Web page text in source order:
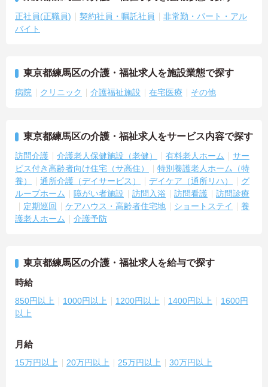
正社員(正職員) 契約社員・嘱託社員
非常勤・パート・アル
バイト
東京都練馬区の介護・福祉求人を施設業態で探す
病院 クリニック 介護福祉施設 在宅医療 その他
東京都練馬区の介護・福祉求人をサービス内容で探す
訪問介護 介護老人保健施設（老健） 有料老人ホーム
サー
ビス付き高齢者向け住宅（サ高住）
特別養護老人ホーム（特
養）
通所介護（デイサービス） デイケア（通所リハ）
グ
ループホーム
障がい者施設 訪問入浴 訪問看護
訪問診療
定期巡回
ケアハウス・高齢者住宅地 ショートステイ
養
護老人ホーム
介護予防
東京都練馬区の介護・福祉求人を給与で探す
時給
850円以上 1000円以上 1200円以上 1400円以上
1600円
以上
月給
15万円以上 20万円以上 25万円以上 30万円以上